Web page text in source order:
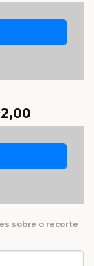
2,00
sobre o recorte